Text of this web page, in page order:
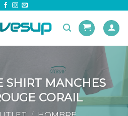
SHIRT MANCHES
CORAIL